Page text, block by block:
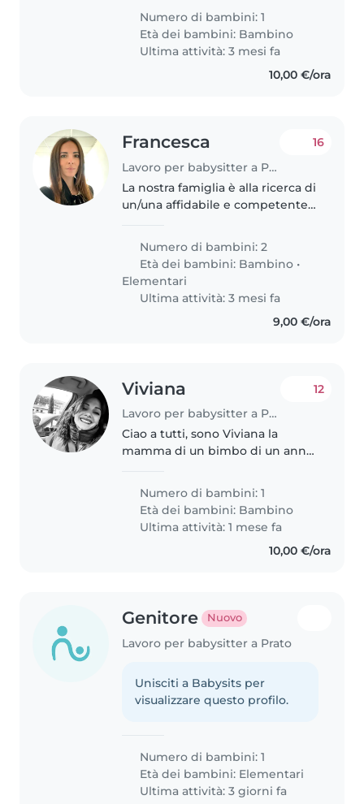
di 9 mesi . Il nostro piccolo è
curioso, calmo e affettuoso.
Cerchiamo qualcuno che..
Numero di bambini: 1
Età dei bambini: Bambino
Ultima attività: 3 mesi fa
10,00 €/ora
Francesca
Lavoro per babysitter a Prato
16
La nostra famiglia è alla ricerca di
un/una affidabile e competente
bambini, di 3 e 8 anni.
Cerchiamo una persona..
Numero di bambini: 2
Età dei bambini: Bambino •
Elementari
Ultima attività: 3 mesi fa
9,00 €/ora
Viviana
Lavoro per babysitter a Prato
12
Ciao a tutti, sono Viviana la
mamma di un bimbo di un anno
persona genuina e dolce che si
occupi di mio figlio quando non
ci sono.
Numero di bambini: 1
Età dei bambini: Bambino
Ultima attività: 1 mese fa
10,00 €/ora
Genitore Nuovo
Lavoro per babysitter a Prato
Unisciti a Babysits per
visualizzare questo profilo.
Numero di bambini: 1
Età dei bambini: Elementari
Ultima attività: 3 giorni fa